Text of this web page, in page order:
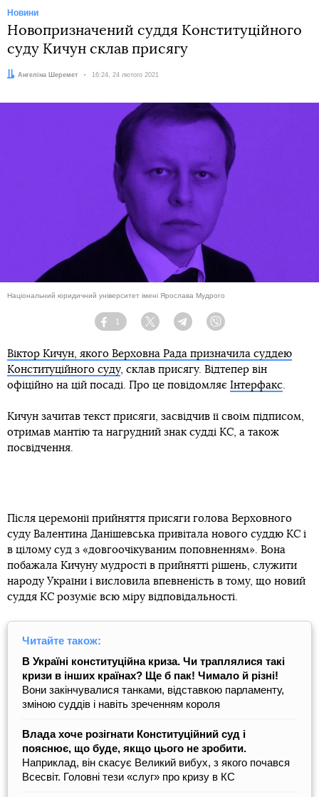
Новини
Новопризначений суддя Конституційного
суду Кичун склав присягу
Автор:
Ангеліна Шеремет Дата:
16:24, 24 лютого 2021
Національний юридичний університет імені Ярослава Мудрого
Facebook
1
Twitter TelegramViber
Віктор Кичун, якого Верховна Рада призначила суддею
Конституційного суду, склав присягу. Відтепер він
офіційно на цій посаді. Про це повідомляє Інтерфакс
Кичун зачитав текст присяги, засвідчив її своїм підписом,
отримав мантію та нагрудний знак судді КС, а також
посвідчення.
Після церемонії прийняття присяги голова Верховного
суду Валентина Данішевська привітала нового суддю КС і
в цілому суд з «довгоочікуваним поповненням». Вона
побажала Кичуну мудрості в прийнятті рішень, служити
народу України і висловила впевненість в тому, що новий
суддя КС розуміє всю міру відповідальності.
Читайте також:
В Україні конституційна криза. Чи траплялися такі
кризи в інших країнах? Ще б пак! Чимало й різні!
Вони закінчувалися танками, відставкою парламенту,
зміною суддів і навіть зреченням короля
Влада хоче розігнати Конституційний суд і
пояснює, що буде, якщо цього не зробити.
Наприклад, він скасує Великий вибух, з якого почався
Всесвіт. Головні тези «слуг» про кризу в КС